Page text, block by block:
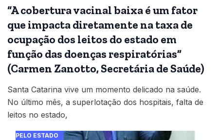
“A cobertura vacinal baixa é um fator
que impacta diretamente na taxa de
ocupação dos leitos do estado em
função das doenças respiratórias”
(Carmen Zanotto, Secretária de Saúde)
Santa Catarina vive um momento delicado na saúde.
No último mês, a superlotação dos hospitais, falta de
leitos no estado,
PELO ESTADO